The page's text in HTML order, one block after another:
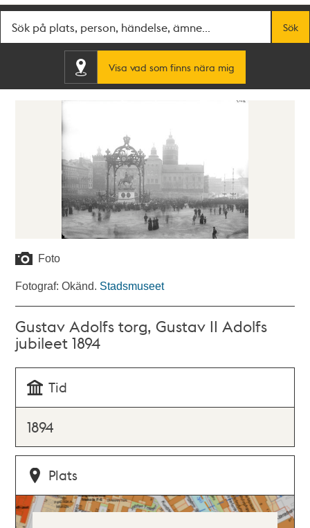
Sök
Visa vad som finns nära mig
Foto
Fotograf: Okänd. Stadsmuseet
Gustav Adolfs torg, Gustav II Adolfs
jubileet 1894
Tid
1894
Plats